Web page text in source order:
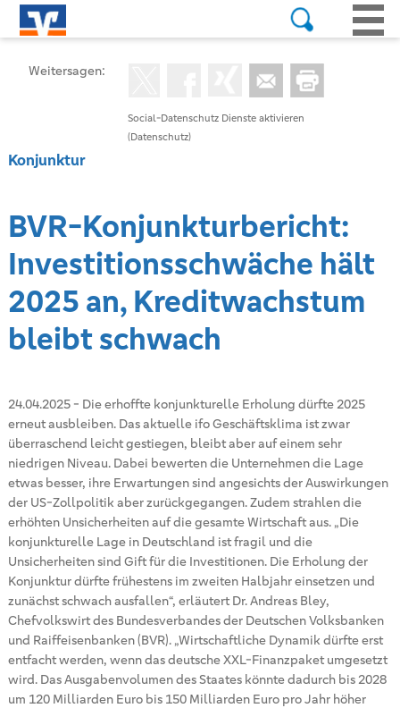
Social-Datenschutz Dienste aktivieren
(Datenschutz)
Weitersagen:
Konjunktur
BVR-Konjunkturbericht:
Investitionsschwäche hält
2025 an, Kreditwachstum
bleibt schwach
24.04.2025- Die erhoffte konjunkturelle Erholung dürfte 2025
erneut ausbleiben. Das aktuelle ifo Geschäftsklima ist zwar
überraschend leicht gestiegen, bleibt aber auf einem sehr
niedrigen Niveau. Dabei bewerten die Unternehmen die Lage
etwas besser, ihre Erwartungen sind angesichts der Auswirkungen
der US-Zollpolitik aber zurückgegangen. Zudem strahlen die
erhöhten Unsicherheiten auf die gesamte Wirtschaft aus. „Die
konjunkturelle Lage in Deutschland ist fragil und die
Unsicherheiten sind Gift für die Investitionen. Die Erholung der
Konjunktur dürfte frühestens im zweiten Halbjahr einsetzen und
zunächst schwach ausfallen“, erläutert Dr. Andreas Bley,
Chefvolkswirt des Bundesverbandes der Deutschen Volksbanken
und Raiffeisenbanken (BVR). „Wirtschaftliche Dynamik dürfte erst
entfacht werden, wenn das deutsche XXL-Finanzpaket umgesetzt
wird. Das Ausgabenvolumen des Staates könnte dadurch bis 2028
um 120 Milliarden Euro bis 150 Milliarden Euro pro Jahr höher